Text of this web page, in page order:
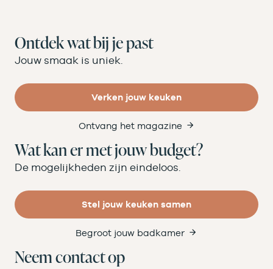
Ontdek wat bij je past
Jouw smaak is uniek.
Verken jouw keuken
Ontvang het magazine
Wat kan er met jouw budget?
De mogelijkheden zijn eindeloos.
Stel jouw keuken samen
Begroot jouw badkamer
Neem contact op